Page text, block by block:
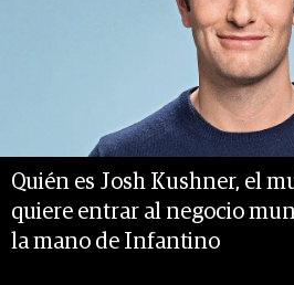
Quién es Josh Kushner, el
quiere entrar al negocio
la mano de Infantino